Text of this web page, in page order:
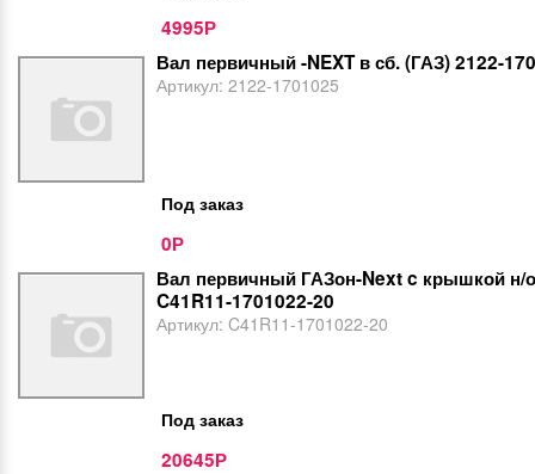
4995Р
Вал первичный -NEXT в сб. (ГАЗ) 2122-
Артикул: 2122-1701025
Под заказ
0Р
Вал первичный ГАЗон-Next c крышкой н/
C41R11-1701022-20
Артикул: C41R11-1701022-20
Под заказ
20645Р